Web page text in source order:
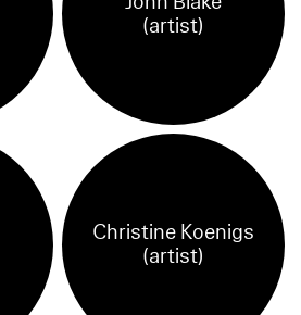
(artist)
Christine Koenigs
(artist)